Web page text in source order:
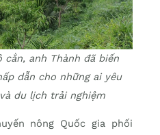
anh Thành đã biến
dẫn cho những ai yêu
du lịch trải nghiệm
nông Quốc gia phối